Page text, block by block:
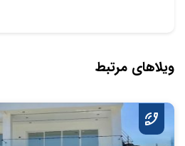
ویلاهای مرتبط